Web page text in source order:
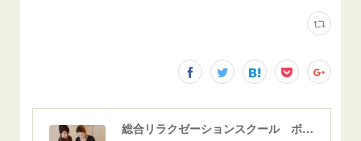
総合リラクゼーションスクール ボディリラクゼーション専門学院